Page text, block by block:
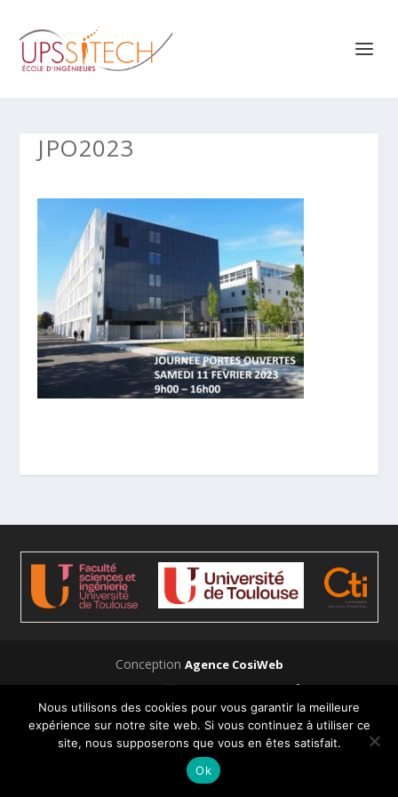
JPO2023
Conception Agence CosiWeb
Nous utilisons des cookies pour vous garantir la meilleure
expérience sur notre site web. Si vous continuez à utiliser ce
site, nous supposerons que vous en êtes satisfait.
Ok